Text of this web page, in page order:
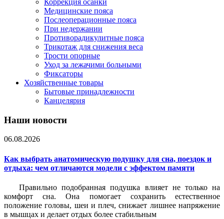
Коррекция осанки
Медицинские пояса
Послеоперационные пояса
При недержании
Противорадикулитные пояса
Трикотаж для снижения веса
Трости опорные
Уход за лежачими больными
Фиксаторы
Хозяйственные товары
Бытовые принадлежности
Канцелярия
Наши новости
06.08.2026
Как выбрать анатомическую подушку для сна, поездок и
отдыха: чем отличаются модели с эффектом памяти
Правильно подобранная подушка влияет не только на
комфорт сна. Она помогает сохранить естественное
положение головы, шеи и плеч, снижает лишнее напряжение
в мышцах и делает отдых более стабильным